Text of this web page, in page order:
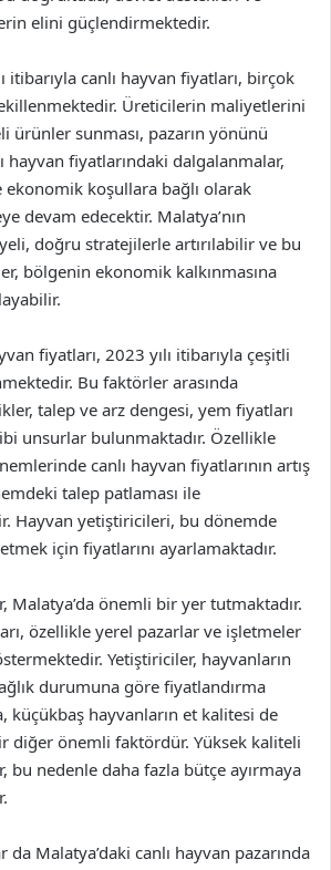
elini güçlendirmektedir.
itibarıyla canlı hayvan fiyatları, birçok
Üreticilerin maliyetlerini
ürünler sunması, pazarın yönünü
hayvan fiyatlarındaki dalgalanmalar,
ekonomik koşullara bağlı olarak
devam edecektir. Malatya’nın
doğru stratejilerle artırılabilir ve bu
bölgenin ekonomik kalkınmasına
fiyatları, 2023 yılı itibarıyla çeşitli
Bu faktörler arasında
talep ve arz dengesi, yem fiyatları
unsurlar bulunmaktadır. Özellikle
canlı hayvan fiyatlarının artış
talep patlaması ile
Hayvan yetiştiricileri, bu dönemde
için fiyatlarını ayarlamaktadır.
Malatya’da önemli bir yer tutmaktadır.
özellikle yerel pazarlar ve işletmeler
Yetiştiriciler, hayvanların
durumuna göre fiyatlandırma
küçükbaş hayvanların et kalitesi de
diğer önemli faktördür. Yüksek kaliteli
bu nedenle daha fazla bütçe ayırmaya
Malatya’daki canlı hayvan pazarında